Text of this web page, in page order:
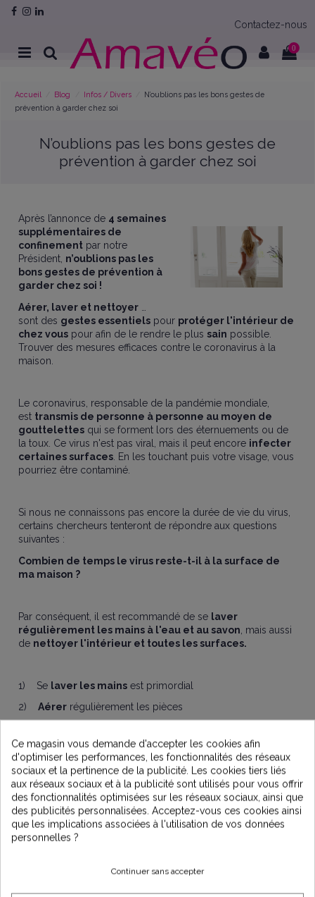
Contactez-nous
0
Accueil Blog Infos / Divers
N’oublions pas les bons gestes de
prévention à garder chez soi
N’oublions pas les bons gestes de
prévention à garder chez soi
Après l’annonce de 4 semaines
supplémentaires de
confinement par notre
Président, n’oublions pas les
bons gestes de prévention à
garder chez soi !
Aérer, laver et nettoyer
sont des gestes essentiels pour protéger l'intérieur de
chez vous pour afin de le rendre le plussain possible.
Trouver des mesures efficaces contre le coronavirus à la
maison.
Le coronavirus, responsable de la pandémie mondiale,
est transmis de personne à personne au moyen de
gouttelettes qui se forment lors des éternuements ou de
la toux. Ce virus n'est pas viral, mais il peut encore infecter
certaines surfaces . En les touchant puis votre visage, vous
pourriez être contaminé.
Si nous ne connaissons pas encore la durée de vie du virus,
certains chercheurs tenteront de répondre aux questions
suivantes :
Combien de temps le virus reste-t-il à la surface de
ma maison ?
Par conséquent, il est recommandé de se laver
régulièrement les mains à l'eau et au savon , mais aussi
de nettoyer l'intérieur et toutes les surfaces.
1) Se laver les mains est primordial
2)Aérer régulièrement les pièces
4)Désinfecterles poignées de portes
5)Laver son lingede maison plus souvent
6)Laver les fruits et les légumesavant de les ranger et
de les consommer
7)Poser les coursesquelques heures avant de les ranger
Ce magasin vous demande d'accepter les cookies afin
d'optimiser les performances, les fonctionnalités des réseaux
sociaux et la pertinence de la publicité. Les cookies tiers liés
aux réseaux sociaux et à la publicité sont utilisés pour vous offrir
des fonctionnalités optimisées sur les réseaux sociaux, ainsi que
des publicités personnalisées. Acceptez-vous ces cookies ainsi
que les implications associées à l'utilisation de vos données
personnelles ?
Continuer sans accepter